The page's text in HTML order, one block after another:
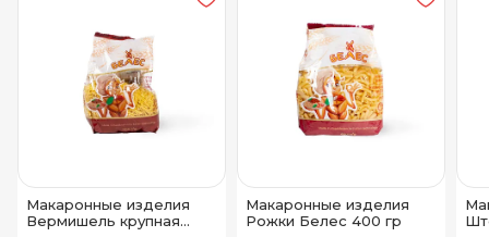
Макаронные изделия
Вермишель крупная
Макаронные изделия
Рожки Белес 400 гр